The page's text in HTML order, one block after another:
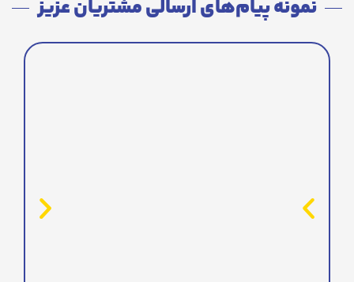
نمونه پیام‌های ارسالی مشتریان عزیز